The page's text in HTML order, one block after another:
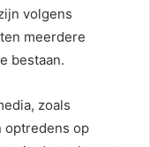
volgens
meerdere
bestaan.
zoals
optredens op